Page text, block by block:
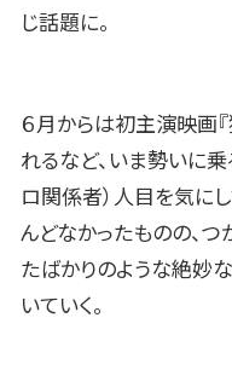
じ話題に。
６月からは初主演映画
れるなど、いま勢いに
ロ関係者）人目を気に
んどなかったものの、
たばかりのような絶妙
いていく。